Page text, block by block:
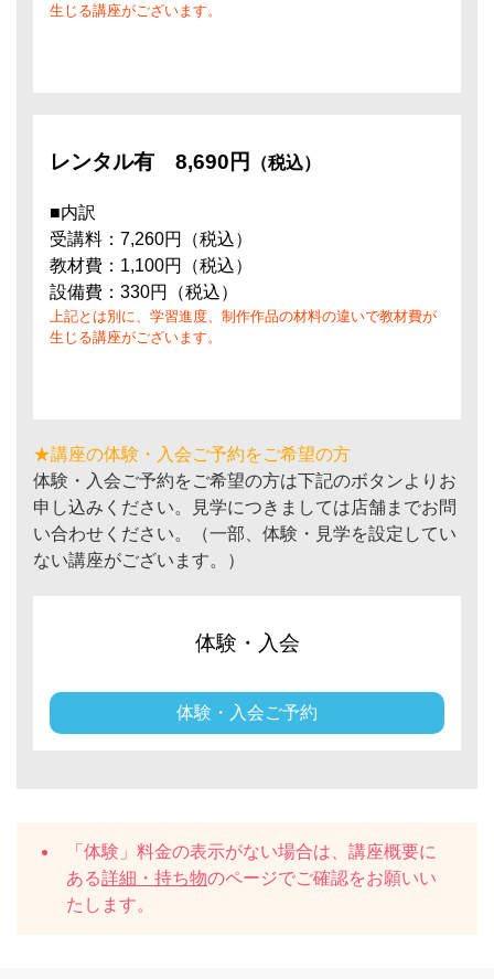
生じる講座がございます。
レンタル有 8,690円 （税込）
■内訳
受講料：7,260円（税込）
教材費：1,100円（税込）
設備費：330円（税込）
上記とは別に、学習進度、制作作品の材料の違いで教材費が
生じる講座がございます。
★講座の体験・入会ご予約をご希望の方
体験・入会ご予約をご希望の方は下記のボタンよりお
申し込みください。見学につきましては店舗までお問
い合わせください。（一部、体験・見学を設定してい
ない講座がございます。）
体験・入会
体験・入会ご予約
「体験」料金の表示がない場合は、講座概要に
ある詳細・持ち物のページでご確認をお願いい
たします。